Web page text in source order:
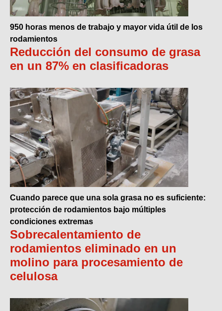
950 horas menos de trabajo y mayor vida útil de los
rodamientos
Reducción del consumo de grasa
en un 87% en clasificadoras
Cuando parece que una sola grasa no es suficiente:
protección de rodamientos bajo múltiples
condiciones extremas
Sobrecalentamiento de
rodamientos eliminado en un
molino para procesamiento de
celulosa